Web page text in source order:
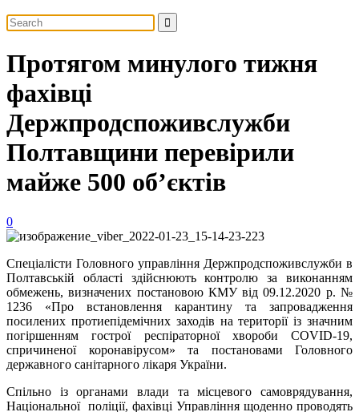
Протягом минулого тижня
фахівці
Держпродспоживслужби
Полтавщини перевірили
майже 500 об’єктів
0
Спеціалісти Головного управління Держпродспоживслужби в
Полтавській області здійснюють контролю за виконанням
обмежень, визначених постановою КМУ від 09.12.2020 р. №
1236 «Про встановлення карантину та запровадження
посилених протиепідемічних заходів на території із значним
погіршенням гострої респіраторної хвороби COVID-19,
спричиненої коронавірусом» та постановами Головного
державного санітарного лікаря України.
Спільно із органами влади та місцевого самоврядування,
Національної поліції, фахівці Управління щоденно проводять